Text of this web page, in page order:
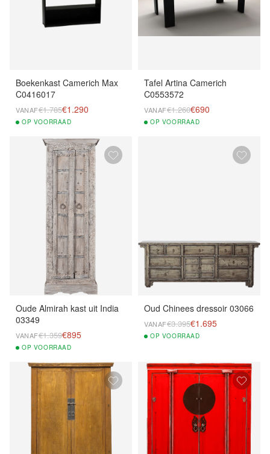
Boekenkast Camerich Max
C0416017
VANAF€1.785€1.290
OP VOORRAAD
Tafel Artina Camerich
C0553572
VANAF€1.260€690
OP VOORRAAD
Oude Almirah kast uit India
03349
VANAF€1.359€895
OP VOORRAAD
Oud Chinees dressoir 03066
VANAF€3.395€1.695
OP VOORRAAD